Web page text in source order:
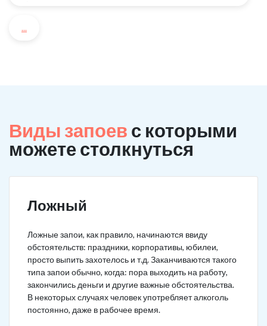
...
Виды запоев с которыми
можете столкнуться
Ложный
Ложные запои, как правило, начинаются ввиду
обстоятельств: праздники, корпоративы, юбилеи,
просто выпить захотелось и т.д. Заканчиваются такого
типа запои обычно, когда: пора выходить на работу,
закончились деньги и другие важные обстоятельства.
В некоторых случаях человек употребляет алкоголь
постоянно, даже в рабочее время.